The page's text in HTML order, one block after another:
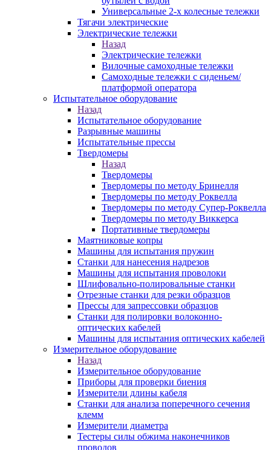
Универсальные 2-х колесные тележки
Тягачи электрические
Электрические тележки
Назад
Электрические тележки
Вилочные самоходные тележки
Самоходные тележки с сиденьем/
платформой оператора
Испытательное оборудование
Назад
Испытательное оборудование
Разрывные машины
Испытательные прессы
Твердомеры
Назад
Твердомеры
Твердомеры по методу Бринелля
Твердомеры по методу Роквелла
Твердомеры по методу Супер-Роквелла
Твердомеры по методу Виккерса
Портативные твердомеры
Маятниковые копры
Машины для испытания пружин
Станки для нанесения надрезов
Машины для испытания проволоки
Шлифовально-полировальные станки
Отрезные станки для резки образцов
Прессы для запрессовки образцов
Станки для полировки волоконно-
оптических кабелей
Машины для испытания оптических кабелей
Измерительное оборудование
Назад
Измерительное оборудование
Приборы для проверки биения
Измерители длины кабеля
Станки для анализа поперечного сечения
клемм
Измерители диаметра
Тестеры силы обжима наконечников
проводов